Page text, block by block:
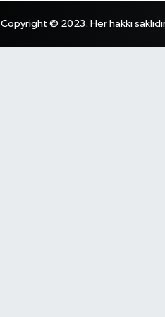
Copyright © 2023. Her hakkı